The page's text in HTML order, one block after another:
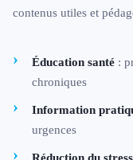
contenus utiles et
Éducation santé :
chroniques
Information
urgences
Réduction du stress